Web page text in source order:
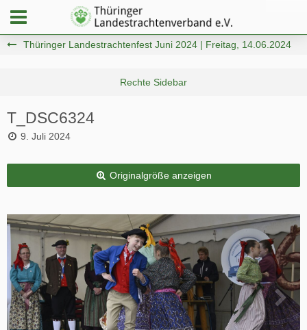
Thüringer Landestrachtenfest Juni 2024 | Freitag, 14.06.2024
T_DSC6324
9. Juli 2024
Originalgröße anzeigen